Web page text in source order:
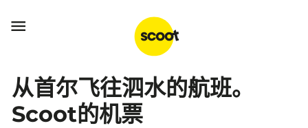

从首尔飞往泗水的航班。
Scoot的机票